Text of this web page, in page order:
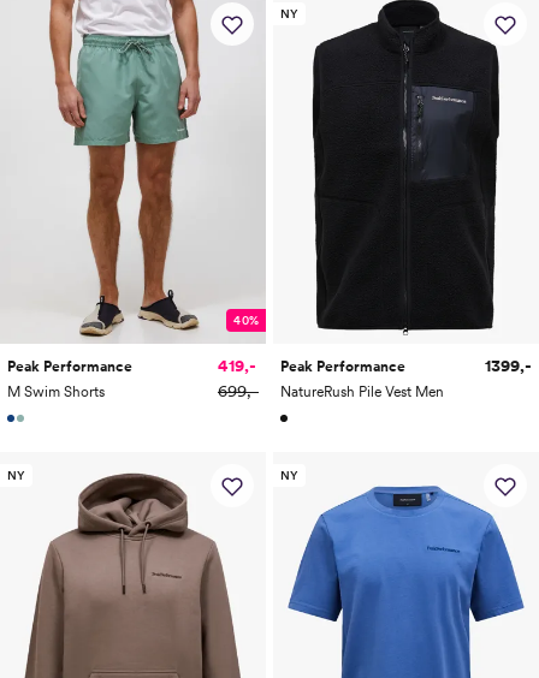
40%
Peak Performance
M Swim Shorts
419,-
699,-
NY
Peak Performance
NatureRush Pile Vest Men
1399,-
NY NY